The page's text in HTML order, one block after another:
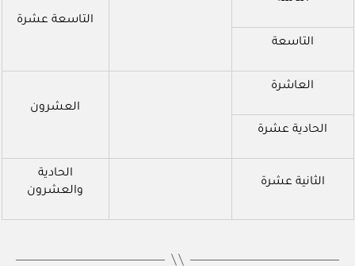
التاسعة عشرة
التاسعة
العاشرة
العشرون
الحادية عشرة
الثانية عشرة
الحادية
والعشرون